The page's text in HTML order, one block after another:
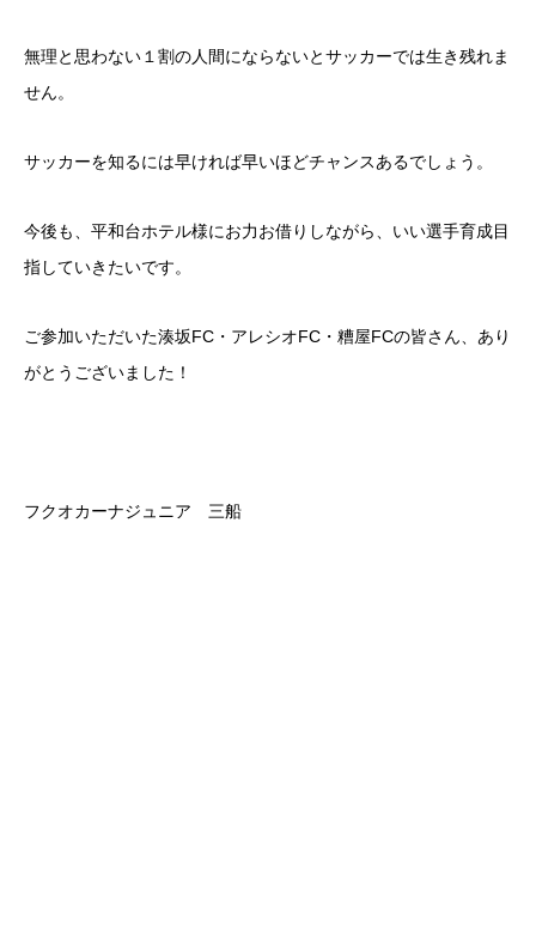
無理と思わない１割の人間にならないとサッカーでは生き残れま
せん。
サッカーを知るには早ければ早いほどチャンスあるでしょう。
今後も、平和台ホテル様にお力お借りしながら、いい選手育成目
指していきたいです。
ご参加いただいた湊坂FC・アレシオFC・糟屋FCの皆さん、あり
がとうございました！
フクオカーナジュニア 三船